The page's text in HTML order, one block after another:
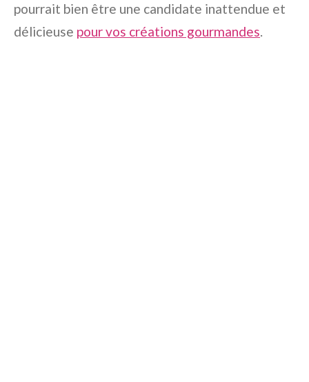
pourrait bien être une candidate inattendue et
délicieuse pour vos créations gourmandes.